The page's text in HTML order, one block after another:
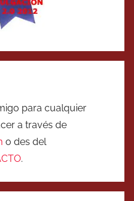
para cualquier
a través de
o des del
.